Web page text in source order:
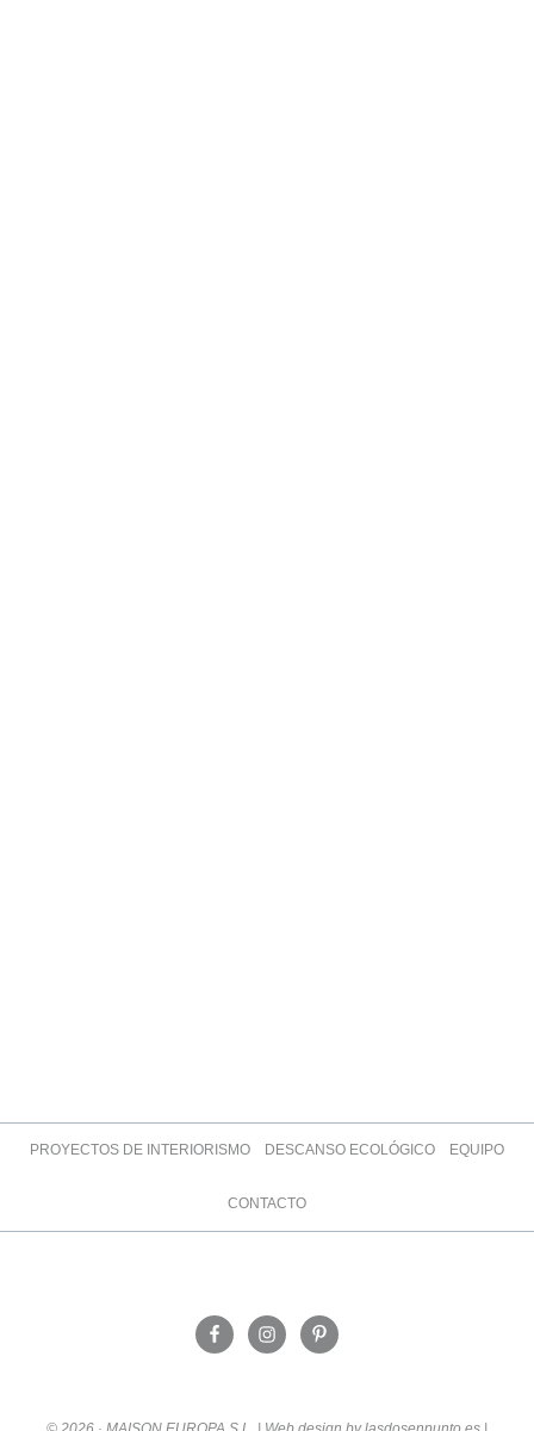
PROYECTOS DE INTERIORISMO DESCANSO ECOLÓGICO EQUIPO
CONTACTO